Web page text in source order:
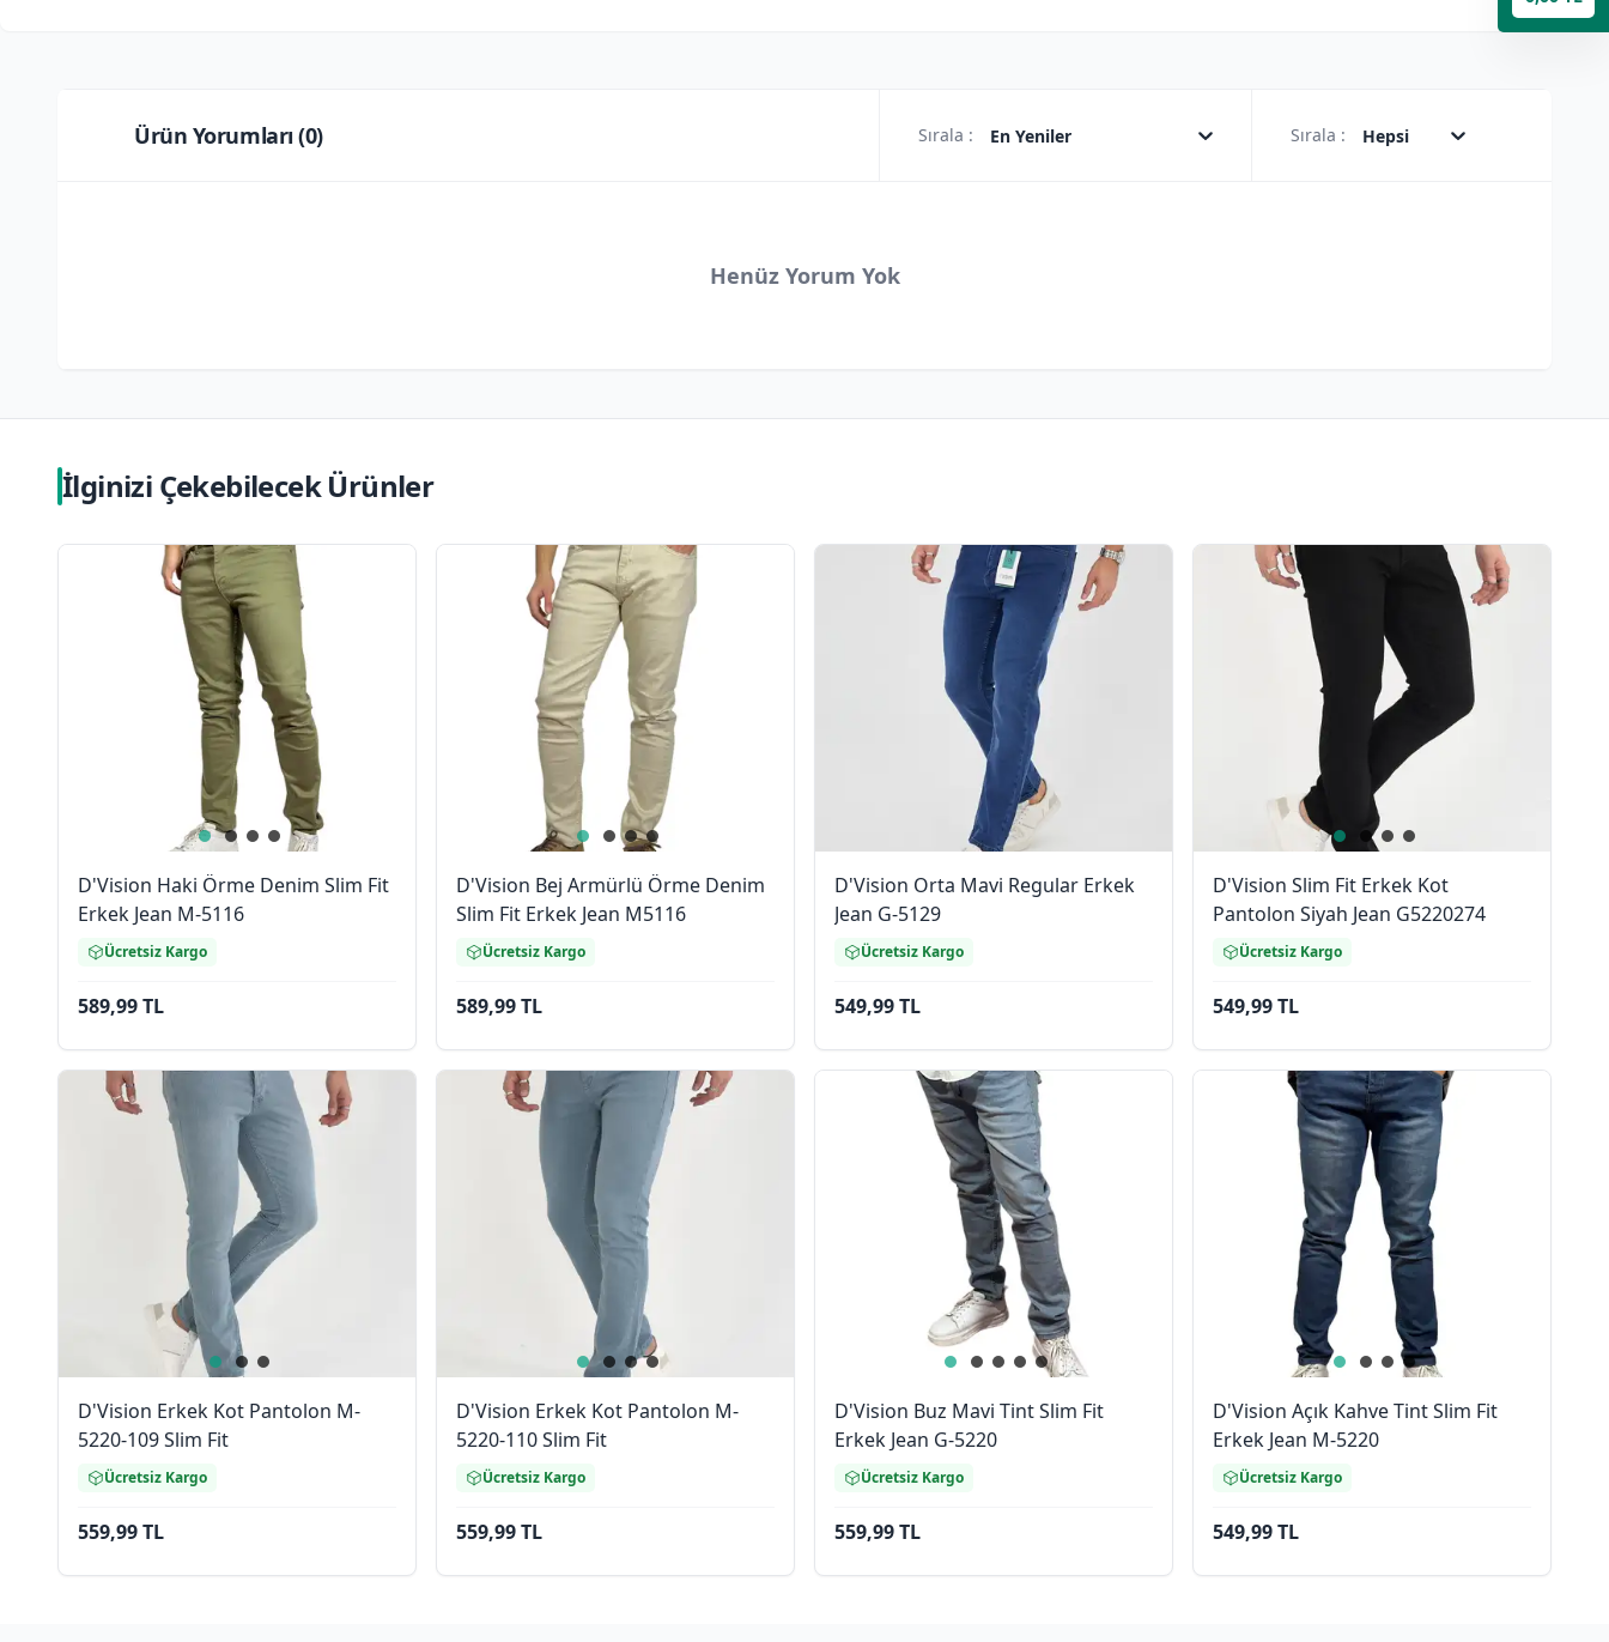
Ürün Yorumları (0) Sırala : En Yeniler Sırala : Hepsi
Henüz Yorum Yok
İlginizi Çekebilecek Ürünler
D'Vision Haki Örme Denim Slim Fit
Erkek Jean M-5116
Ücretsiz Kargo
589,99 TL
D'Vision Bej Armürlü Örme Denim
Slim Fit Erkek Jean M5116
Ücretsiz Kargo
589,99 TL
D'Vision Orta Mavi Regular Erkek
Jean G-5129
Ücretsiz Kargo
549,99 TL
D'Vision Slim Fit Erkek Kot
Pantolon Siyah Jean G5220274
Ücretsiz Kargo
549,99 TL
D'Vision Erkek Kot Pantolon M-
5220-109 Slim Fit
Ücretsiz Kargo
559,99 TL
D'Vision Erkek Kot Pantolon M-
5220-110 Slim Fit
Ücretsiz Kargo
559,99 TL
D'Vision Buz Mavi Tint Slim Fit
Erkek Jean G-5220
Ücretsiz Kargo
559,99 TL
D'Vision Açık Kahve Tint Slim Fit
Erkek Jean M-5220
Ücretsiz Kargo
549,99 TL